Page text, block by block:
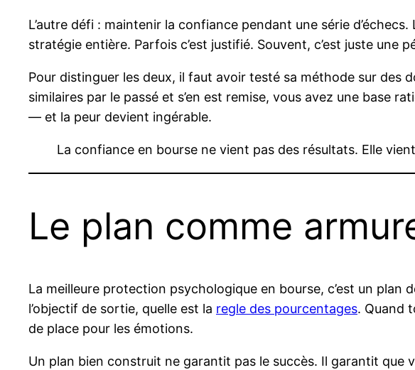
L’autre défi : maintenir la confiance pendant une série
stratégie entière. Parfois c’est justifié. Souvent, c’est juste une
Pour distinguer les deux, il faut avoir testé sa méthode sur des
similaires par le passé et s’en est remise, vous avez une base
— et la peur devient ingérable.
La confiance en bourse ne vient pas des résultats. Elle
Le plan comme
La meilleure protection psychologique en bourse, c’est un plan
l’objectif de sortie, quelle est la regle des pourcentages. Quand
de place pour les émotions.
Un plan bien construit ne garantit pas le succès. Il garantit que